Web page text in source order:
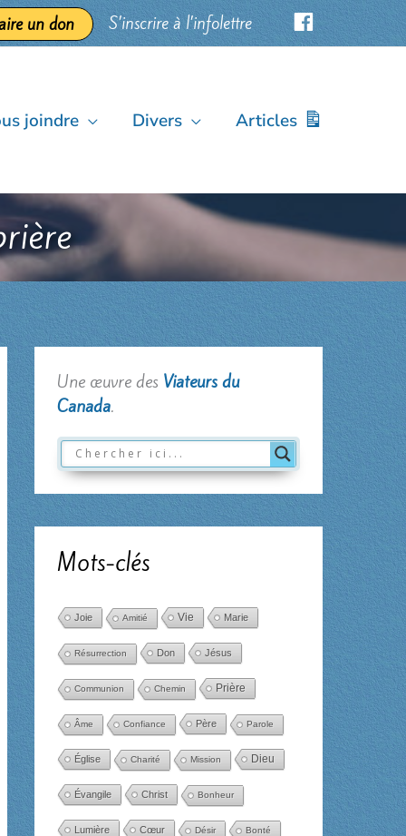
un don S’inscrire à l’infolettre
joindre Divers Articles
Une œuvre des Viateurs du
Canada.
Mots-clés
Joie Amitié Vie Marie
Résurrection Don Jésus
Communion Chemin Prière
Âme Confiance Père Parole
Église Charité Mission Dieu
Évangile Christ Bonheur
Lumière Cœur Désir Bonté